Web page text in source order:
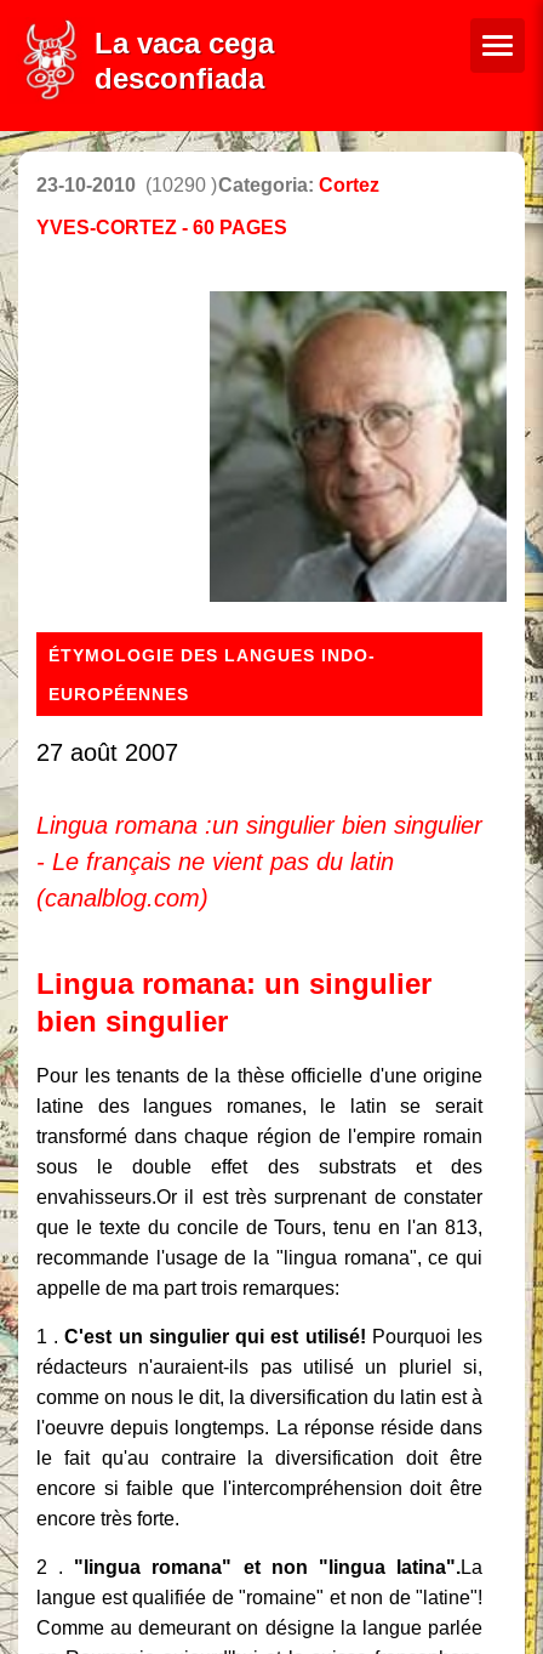
La vaca cega
desconfiada
23-10-2010 (10290 )Categoria: Cortez
YVES-CORTEZ - 60 PAGES
ÉTYMOLOGIE DES LANGUES INDO-
EUROPÉENNES
27 août 2007
Lingua romana :un singulier bien singulier
- Le français ne vient pas du latin
(canalblog.com)
Lingua romana: un singulier
bien singulier
Pour les tenants de la thèse officielle d'une origine
latine des langues romanes, le latin se serait
transformé dans chaque région de l'empire romain
sous le double effet des substrats et des
envahisseurs.Or il est très surprenant de constater
que le texte du concile de Tours, tenu en l'an 813,
recommande l'usage de la "lingua romana", ce qui
appelle de ma part trois remarques:
1 . C'est un singulier qui est utilisé! Pourquoi les
rédacteurs n'auraient-ils pas utilisé un pluriel si,
comme on nous le dit, la diversification du latin est à
l'oeuvre depuis longtemps. La réponse réside dans
le fait qu'au contraire la diversification doit être
encore si faible que l'intercompréhension doit être
encore très forte.
2 . "lingua romana" et non "lingua latina".La
langue est qualifiée de "romaine" et non de "latine"!
Comme au demeurant on désigne la langue parlée